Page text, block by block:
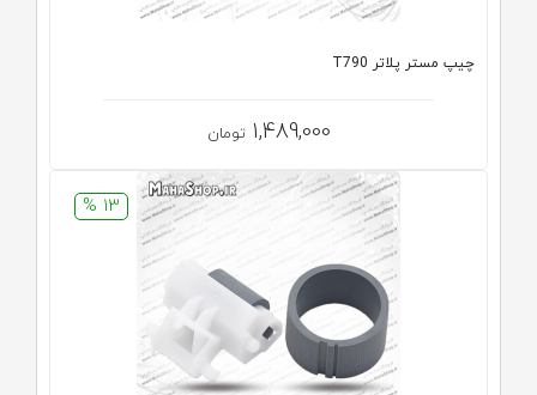
چیپ مستر پلاتر T790
1,489,000 تومان
13 %